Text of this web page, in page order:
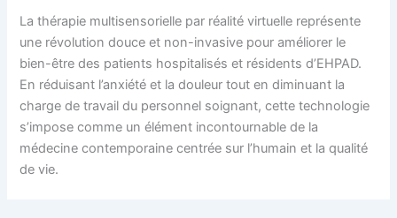
La thérapie multisensorielle par réalité virtuelle représente
une révolution douce et non-invasive pour améliorer le
bien-être des patients hospitalisés et résidents d’EHPAD.
En réduisant l’anxiété et la douleur tout en diminuant la
charge de travail du personnel soignant, cette technologie
s’impose comme un élément incontournable de la
médecine contemporaine centrée sur l’humain et la qualité
de vie.